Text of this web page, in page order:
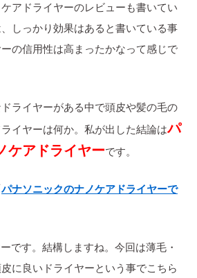
アドライヤーのレビューも書いてい
しっかり効果はあると書いている事
の信用性は高まったかなって感じで
ライヤーがある中で頭皮や髪の毛の
イヤーは何か。私が出した結論はパ
ケアドライヤーです。
パナソニックのナノケアドライヤーで
です。結構しますね。今回は薄毛・
に良いドライヤーという事でこちら